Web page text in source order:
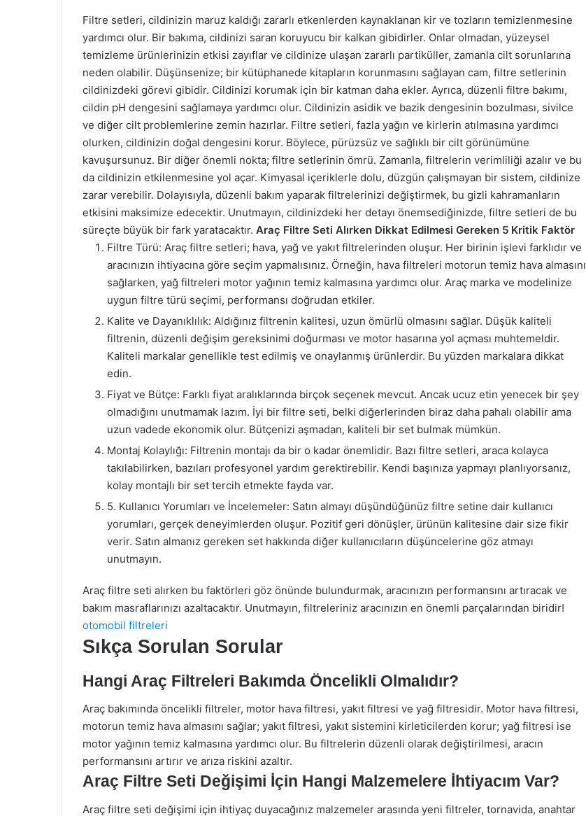
Filtre setleri, cildinizin maruz kaldığı zararlı etkenlerden kaynaklanan kir ve tozların temizlenmesine
yardımcı olur. Bir bakıma, cildinizi saran koruyucu bir kalkan gibidirler. Onlar olmadan, yüzeysel
temizleme ürünlerinizin etkisi zayıflar ve cildinize ulaşan zararlı partiküller, zamanla cilt sorunlarına
neden olabilir. Düşünsenize; bir kütüphanede kitapların korunmasını sağlayan cam, filtre setlerinin
cildinizdeki görevi gibidir. Cildinizi korumak için bir katman daha ekler. Ayrıca, düzenli filtre bakımı,
cildin pH dengesini sağlamaya yardımcı olur. Cildinizin asidik ve bazik dengesinin bozulması, sivilce
ve diğer cilt problemlerine zemin hazırlar. Filtre setleri, fazla yağın ve kirlerin atılmasına yardımcı
olurken, cildinizin doğal dengesini korur. Böylece, pürüzsüz ve sağlıklı bir cilt görünümüne
kavuşursunuz. Bir diğer önemli nokta; filtre setlerinin ömrü. Zamanla, filtrelerin verimliliği azalır ve bu
da cildinizin etkilenmesine yol açar. Kimyasal içeriklerle dolu, düzgün çalışmayan bir sistem, cildinize
zarar verebilir. Dolayısıyla, düzenli bakım yaparak filtrelerinizi değiştirmek, bu gizli kahramanların
etkisini maksimize edecektir. Unutmayın, cildinizdeki her detayı önemsediğinizde, filtre setleri de bu
süreçte büyük bir fark yaratacaktır. Araç Filtre Seti Alırken Dikkat Edilmesi Gereken 5 Kritik Faktör
Filtre Türü: Araç filtre setleri; hava, yağ ve yakıt filtrelerinden oluşur. Her birinin işlevi farklıdır ve
aracınızın ihtiyacına göre seçim yapmalısınız. Örneğin, hava filtreleri motorun temiz hava almasını
sağlarken, yağ filtreleri motor yağının temiz kalmasına yardımcı olur. Araç marka ve modelinize
uygun filtre türü seçimi, performansı doğrudan etkiler.
Kalite ve Dayanıklılık: Aldığınız filtrenin kalitesi, uzun ömürlü olmasını sağlar. Düşük kaliteli
filtrenin, düzenli değişim gereksinimi doğurması ve motor hasarına yol açması muhtemeldir.
Kaliteli markalar genellikle test edilmiş ve onaylanmış ürünlerdir. Bu yüzden markalara dikkat
edin.
Fiyat ve Bütçe: Farklı fiyat aralıklarında birçok seçenek mevcut. Ancak ucuz etin yenecek bir şey
olmadığını unutmamak lazım. İyi bir filtre seti, belki diğerlerinden biraz daha pahalı olabilir ama
uzun vadede ekonomik olur. Bütçenizi aşmadan, kaliteli bir set bulmak mümkün.
Montaj Kolaylığı: Filtrenin montajı da bir o kadar önemlidir. Bazı filtre setleri, araca kolayca
takılabilirken, bazıları profesyonel yardım gerektirebilir. Kendi başınıza yapmayı planlıyorsanız,
kolay montajlı bir set tercih etmekte fayda var.
5. Kullanıcı Yorumları ve İncelemeler: Satın almayı düşündüğünüz filtre setine dair kullanıcı
yorumları, gerçek deneyimlerden oluşur. Pozitif geri dönüşler, ürünün kalitesine dair size fikir
verir. Satın almanız gereken set hakkında diğer kullanıcıların düşüncelerine göz atmayı
unutmayın.
Araç filtre seti alırken bu faktörleri göz önünde bulundurmak, aracınızın performansını artıracak ve
bakım masraflarınızı azaltacaktır. Unutmayın, filtreleriniz aracınızın en önemli parçalarından biridir!
otomobil filtreleri
Sıkça Sorulan Sorular
Hangi Araç Filtreleri Bakımda Öncelikli Olmalıdır?
Araç bakımında öncelikli filtreler, motor hava filtresi, yakıt filtresi ve yağ filtresidir. Motor hava filtresi,
motorun temiz hava almasını sağlar; yakıt filtresi, yakıt sistemini kirleticilerden korur; yağ filtresi ise
motor yağının temiz kalmasına yardımcı olur. Bu filtrelerin düzenli olarak değiştirilmesi, aracın
performansını artırır ve arıza riskini azaltır.
Araç Filtre Seti Değişimi İçin Hangi Malzemelere İhtiyacım Var?
Araç filtre seti değişimi için ihtiyaç duyacağınız malzemeler arasında yeni filtreler, tornavida, anahtar